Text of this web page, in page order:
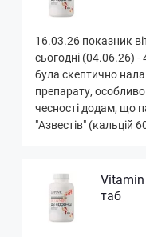
16.03.26 показник
сьогодні (04.06.26)
була скептично
препарату, особливо
чесності додам, що
"Азвестів" (кальцій
Vitamin
таб